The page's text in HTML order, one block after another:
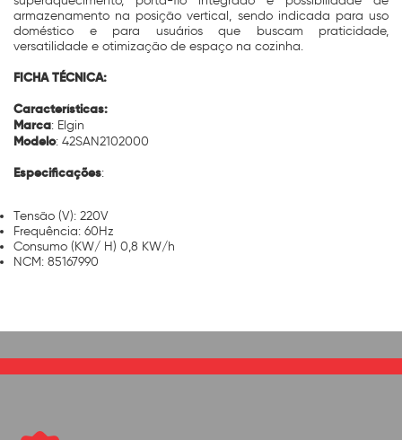
armazenamento na posição vertical, sendo indicada para uso
doméstico e para usuários que buscam praticidade,
versatilidade e otimização de espaço na cozinha.
FICHA TÉCNICA:
Características:
Marca: Elgin
Modelo: 42SAN2102000
Especificações:
Tensão (V): 220V
Frequência: 60Hz
Consumo (KW/ H) 0,8 KW/h
NCM: 85167990